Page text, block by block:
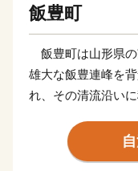
飯豊町
飯豊町は山形県の
雄大な飯豊連峰を
れ、その清流沿い
家イザベラ・バー
郷）」と表現し、